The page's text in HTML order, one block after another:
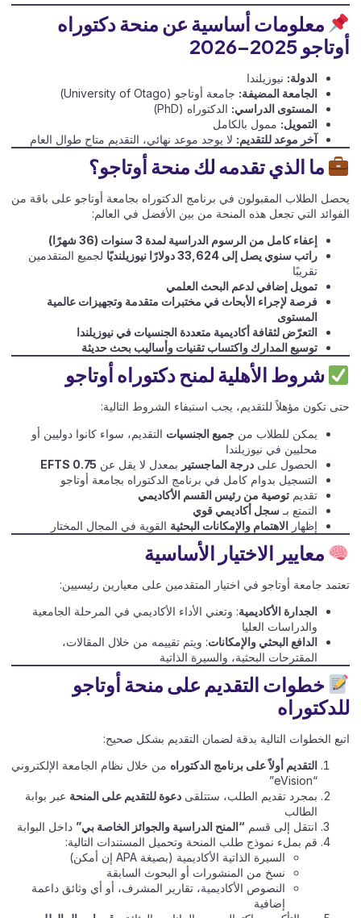
معلومات أساسية عن منحة دكتوراه
أوتاجو 2025–2026
الدولة: نيوزيلندا
الجامعة المضيفة: جامعة أوتاجو (University of Otago)
المستوى الدراسي: الدكتوراه (PhD)
التمويل: ممول بالكامل
آخر موعد للتقديم: لا يوجد موعد نهائي، التقديم متاح طوال العام
ما الذي تقدمه لك منحة أوتاجو؟
يحصل الطلاب المقبولون في برنامج الدكتوراه بجامعة أوتاجو على باقة من
الفوائد التي تجعل هذه المنحة من بين الأفضل في العالم:
إعفاء كامل من الرسوم الدراسية لمدة 3 سنوات (36 شهرًا)
راتب سنوي يصل إلى 33,624 دولارًا نيوزيلنديًا
لجميع المتقدمين
تقريبًا
تمويل إضافي لدعم البحث العلمي
فرصة لإجراء الأبحاث في مختبرات متقدمة وتجهيزات عالمية
المستوى
التعرّض لثقافة أكاديمية متعددة الجنسيات في نيوزيلندا
توسيع المدارك واكتساب تقنيات وأساليب بحث حديثة
شروط الأهلية لمنح دكتوراه أوتاجو
حتى تكون مؤهلاً للتقديم، يجب استيفاء الشروط التالية:
يمكن للطلاب من جميع الجنسيات التقديم، سواء كانوا دوليين أو
محليين في نيوزيلندا
الحصول على درجة الماجستير بمعدل لا يقل عن 0.75 EFTS
التسجيل بدوام كامل في برنامج الدكتوراه بجامعة أوتاجو
تقديم توصية من رئيس القسم الأكاديمي
التمتع بـ سجل أكاديمي قوي
إظهار الاهتمام والإمكانات البحثية القوية في المجال المختار
معايير الاختيار الأساسية
تعتمد جامعة أوتاجو في اختيار المتقدمين على معيارين رئيسيين:
الجدارة الأكاديمية: وتعني الأداء الأكاديمي في المرحلة الجامعية
والدراسات العليا
الدافع البحثي والإمكانات: ويتم تقييمه من خلال المقالات،
المقترحات البحثية، والسيرة الذاتية
خطوات التقديم على منحة أوتاجو
للدكتوراه
اتبع الخطوات التالية بدقة لضمان التقديم بشكل صحيح:
التقديم أولاً على برنامج الدكتوراه من خلال نظام الجامعة الإلكتروني
“eVision”
بمجرد تقديم الطلب، ستتلقى دعوة للتقديم على المنحة عبر بوابة
الطالب
انتقل إلى قسم “المنح الدراسية والجوائز الخاصة بي” داخل البوابة
قم بملء نموذج طلب المنحة وتحميل المستندات التالية:
السيرة الذاتية الأكاديمية (بصيغة APA إن أمكن)
نسخ من المنشورات أو البحوث السابقة
النصوص الأكاديمية، تقارير المشرف، أو أي وثائق داعمة
إضافية